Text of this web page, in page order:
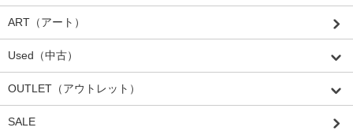
ART（アート）
Used（中古）
OUTLET（アウトレット）
SALE